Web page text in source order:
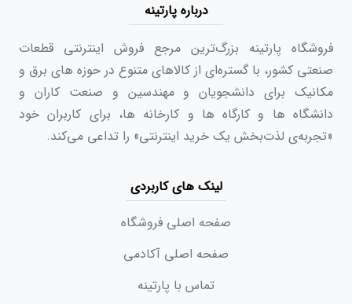
درباره پارتینه
فروشگاه پارتینه بزرگ‌ترین مرجع فروش اینترنتی قطعات
صنعتی کشور، با گستره‌ای از کالاهای متنوع در حوزه های برق و
مکانیک برای دانشجویان و مهندسین و صنعت کاران و
دانشگاه ها و کارگاه ها و کارخانه ها، برای کاربران خود
«تجربه‌ی لذت‌بخش یک خرید اینترنتی» را تداعی می‌کند.
لینک های کاربردی
صفحه اصلی فروشگاه
صفحه اصلی آکادمی
تماس با پارتینه